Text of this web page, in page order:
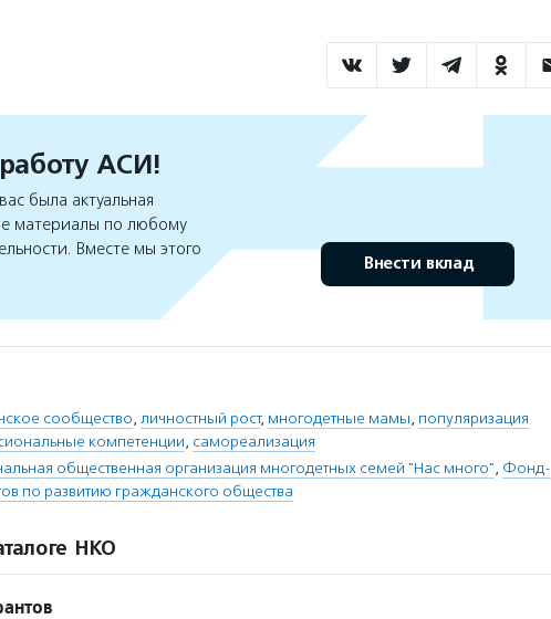
АСИ!
была актуальная
материалы по любому
Вместе мы этого
Внести вклад
сообщество, личностный рост, многодетные мамы, популяризация
компетенции, самореализация
общественная организация многодетных семей "Нас много", Фонд-
по развитию гражданского общества
НКО